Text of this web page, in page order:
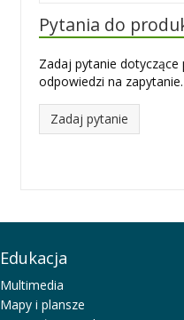
Pytania do
Zadaj pytanie dotyczące
odpowiedzi na zapytanie.
Zadaj pytanie
Edukacja
Multimedia
Mapy i plansze